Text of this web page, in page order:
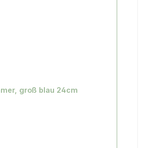
Beutelklammer, groß blau 24cm